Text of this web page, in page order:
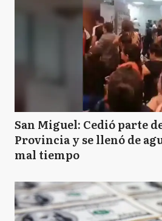
San Miguel: Cedió parte
Provincia y se llenó de
mal tiempo